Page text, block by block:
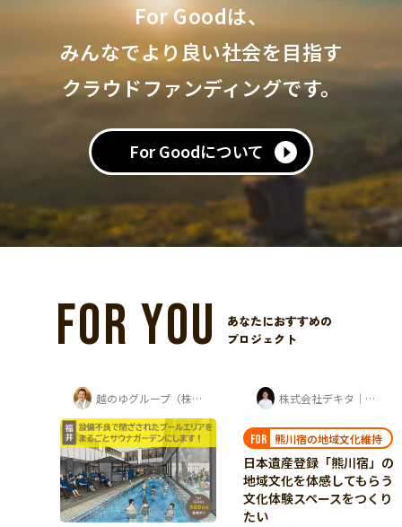
For Goodは、
みんなでより良い社会を目指す
クラウドファンディングです。
For Goodについて
FOR YOU
あなたにおすすめの
プロジェクト
株式会社デキタ｜時岡壮太（山座熊川・八百...
FOR 熊川宿の地域文化維持
日本遺産登録「熊川宿」の
地域文化を体感してもらう
文化体験スペースをつくり
たい
LIENU jewelry
FOR 想いを身に纏える形に
蔵前に、想いを形にするデ
ザインアトリエを。結婚指
輪を"選ぶ"から"共に創
る"へ。